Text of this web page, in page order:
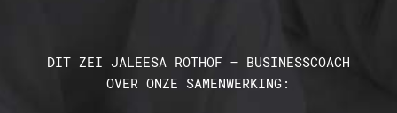
DIT ZEI JALEESA ROTHOF – BUSINESSCOACH
OVER ONZE SAMENWERKING: